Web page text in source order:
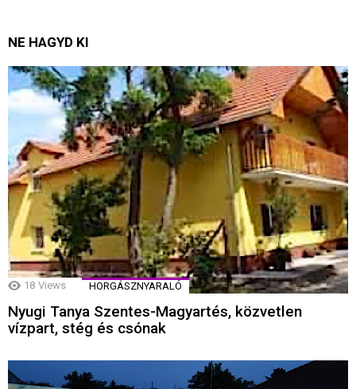
NE HAGYD KI
18 Views HORGÁSZNYARALÓ
Nyugi Tanya Szentes-Magyartés, közvetlen
vízpart, stég és csónak